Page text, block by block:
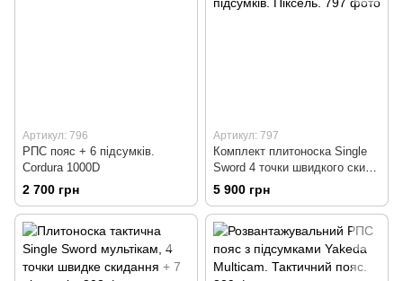
Артикул: 796
РПС пояс + 6 підсумків.
Cordura 1000D
2 700 грн
Артикул: 797
Комплект плитоноска Single
Sword 4 точки швидкого скиду
+ РПС + 14 підсумків.
Піксель.
5 900 грн